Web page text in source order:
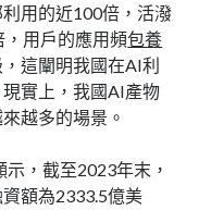
用的近100倍，活潑
用戶的應用頻包養
這闡明我國在AI利
實上，我國AI產物
越多的場景。
示，截至2023年末，
額為2333.5億美